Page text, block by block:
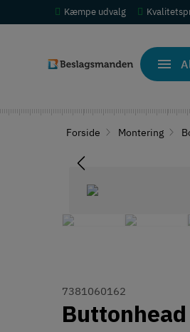
Kæmpe udvalg
Forside Montering
7381060162